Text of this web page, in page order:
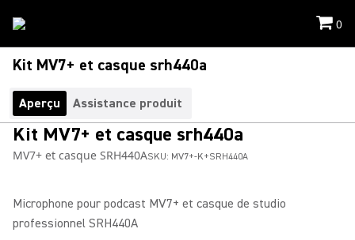
0
Kit MV7+ et casque srh440a
Aperçu Assistance produit
Kit MV7+ et casque srh440a
MV7+ et casque SRH440ASKU: MV7+-K+SRH440A
Microphone pour podcast MV7+ et casque de studio
professionnel SRH440A